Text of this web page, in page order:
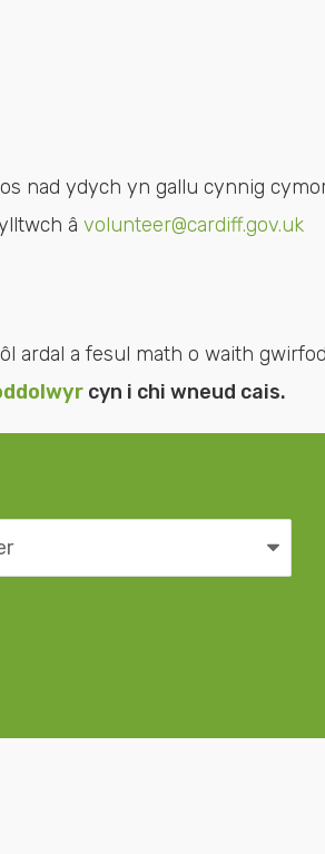
nad ydych yn gallu cynnig
â volunteer@cardiff.gov.uk
ardal a fesul math o waith
cyn i chi wneud cais.